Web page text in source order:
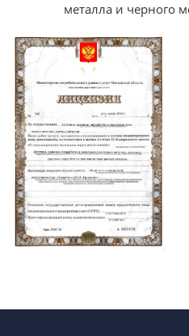
металла и черного